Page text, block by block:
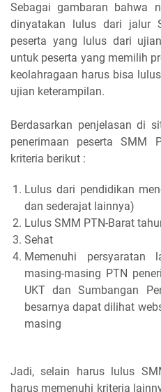
Sebagai gambaran bahwa
dinyatakan lulus dari jalur
peserta yang lulus dari
untuk peserta yang memilih
keolahragaan harus bisa
ujian keterampilan.
Berdasarkan penjelasan di
penerimaan peserta SMM
kriteria berikut :
Lulus dari pendidikan
dan sederajat lainnya)
Lulus SMM PTN-Barat
Sehat
Memenuhi
masing-masing PTN
UKT dan Sumbangan
besarnya dapat dilihat
masing
Jadi, selain harus lulus
harus memenuhi kriteria